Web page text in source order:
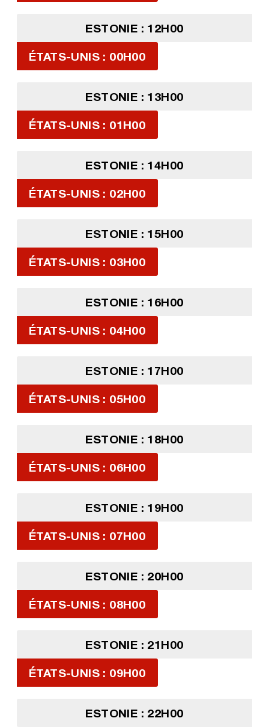
ESTONIE : 12H00
ÉTATS-UNIS : 00H00
ESTONIE : 13H00
ÉTATS-UNIS : 01H00
ESTONIE : 14H00
ÉTATS-UNIS : 02H00
ESTONIE : 15H00
ÉTATS-UNIS : 03H00
ESTONIE : 16H00
ÉTATS-UNIS : 04H00
ESTONIE : 17H00
ÉTATS-UNIS : 05H00
ESTONIE : 18H00
ÉTATS-UNIS : 06H00
ESTONIE : 19H00
ÉTATS-UNIS : 07H00
ESTONIE : 20H00
ÉTATS-UNIS : 08H00
ESTONIE : 21H00
ÉTATS-UNIS : 09H00
ESTONIE : 22H00